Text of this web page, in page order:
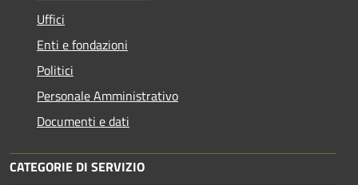
Uffici
Enti e fondazioni
Politici
Personale Amministrativo
Documenti e dati
CATEGORIE DI SERVIZIO